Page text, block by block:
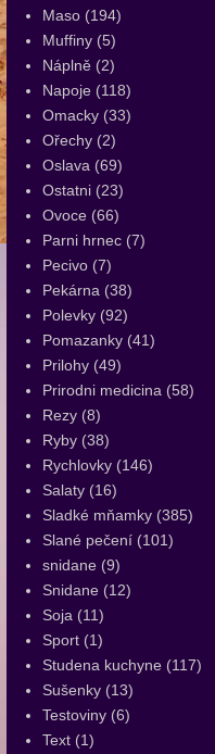
Maso (194)
Muffiny (5)
Náplně (2)
Napoje (118)
Omacky (33)
Ořechy (2)
Oslava (69)
Ostatni (23)
Ovoce (66)
Parni hrnec (7)
Pecivo (7)
Pekárna (38)
Polevky (92)
Pomazanky (41)
Prilohy (49)
Prirodni medicina (58)
Rezy (8)
Ryby (38)
Rychlovky (146)
Salaty (16)
Sladké mňamky (385)
Slané pečení (101)
snidane (9)
Snidane (12)
Soja (11)
Sport (1)
Studena kuchyne (117)
Sušenky (13)
Testoviny (6)
Text (1)